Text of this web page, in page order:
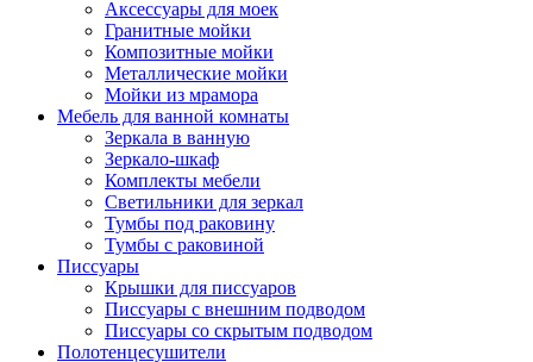
Аксессуары для моек
Гранитные мойки
Композитные мойки
Металлические мойки
Мойки из мрамора
Мебель для ванной комнаты
Зеркала в ванную
Зеркало-шкаф
Комплекты мебели
Светильники для зеркал
Тумбы под раковину
Тумбы с раковиной
Писсуары
Крышки для писсуаров
Писсуары с внешним подводом
Писсуары со скрытым подводом
Полотенцесушители